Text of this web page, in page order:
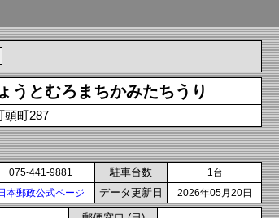
うとむろまちかみたちうり
頭町287
075-441-9881 駐車台数 1台
本郵政公式ページ データ更新日 2026年05月20日